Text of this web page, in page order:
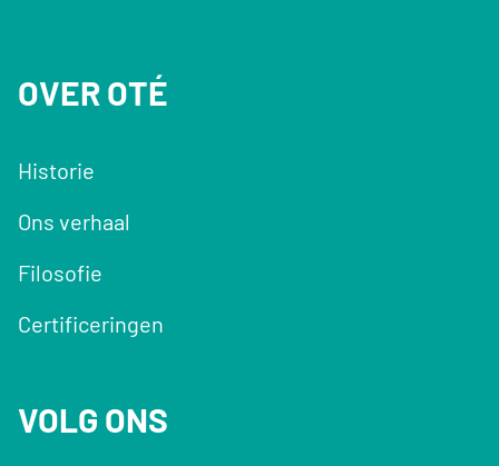
OVER OTÉ
Historie
Ons verhaal
Filosofie
Certificeringen
VOLG ONS